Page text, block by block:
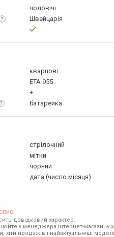
чоловічі
Швейцарія
кварцові
ETA 955
+
батарейка
стрілочний
мітки
чорний
дата (число місяця)
довідковий характер.
у менеджера інтернет-магазину
хіти продажів і найактуальніші